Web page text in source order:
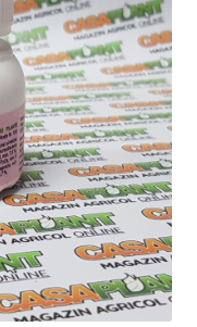
Extinde
meniul
copil
Extinde
meniul
copil